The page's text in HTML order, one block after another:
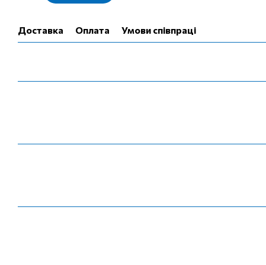
Доставка Оплата Умови співпраці